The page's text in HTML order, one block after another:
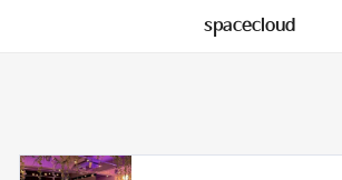
spacecloud